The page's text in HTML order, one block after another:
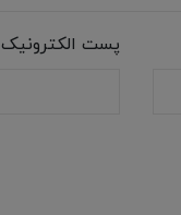
پست الکترونیک